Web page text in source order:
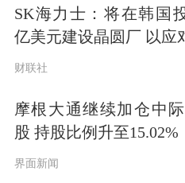
从A股上市银行整
价呈现明显分化。
5.71%，工商银行、
行和邮储银行
今年
SK海力士：将在韩国
亿美元建设晶圆厂 以应
财联社
摩根大通继续加仓中
股 持股比例升至15.02%
界面新闻